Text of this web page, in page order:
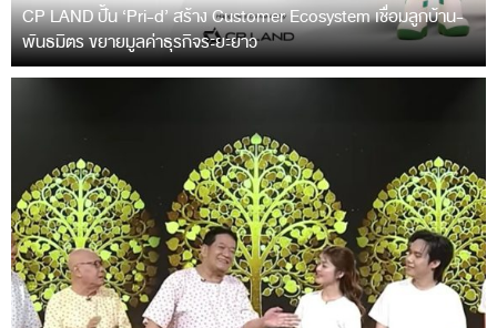
CP LAND ปั้น ‘Pri-d’ สร้าง Customer Ecosystem เชื่อมลูกบ้าน-
พันธมิตร ขยายมูลค่าธุรกิจระยะยาว